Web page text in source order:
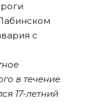
с
в течение
17-летний